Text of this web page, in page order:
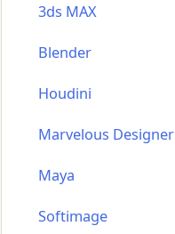
3ds MAX
Blender
Houdini
Marvelous Designer
Maya
Softimage